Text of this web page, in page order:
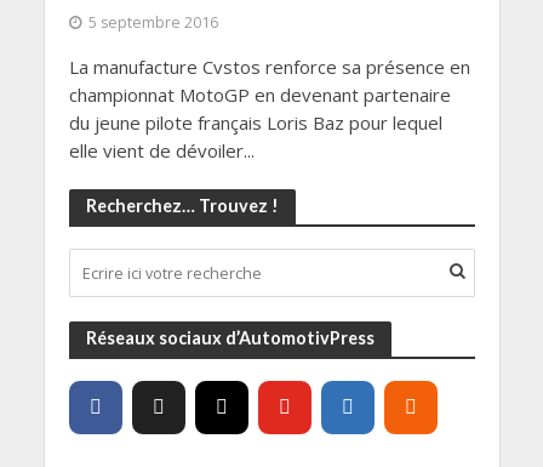
5 septembre 2016
La manufacture Cvstos renforce sa présence en
championnat MotoGP en devenant partenaire
du jeune pilote français Loris Baz pour lequel
elle vient de dévoiler...
Recherchez… Trouvez !
Réseaux sociaux d’AutomotivPress